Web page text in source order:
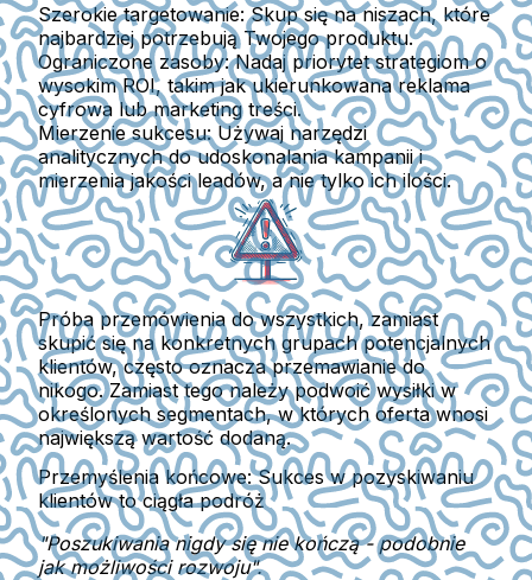
Szerokie targetowanie: Skup się na niszach, które
najbardziej potrzebują Twojego produktu.
Ograniczone zasoby:Nadaj priorytet strategiom o
wysokim ROI, takim jak ukierunkowana reklama
cyfrowa lub marketing treści.
Mierzenie sukcesu:Używaj narzędzi
analitycznych do udoskonalania kampanii i
mierzenia jakości leadów, a nie tylko ich ilości.
Próba przemówienia do wszystkich, zamiast
skupić się na konkretnych grupach potencjalnych
klientów, często oznacza przemawianie do
nikogo. Zamiast tego należy podwoić wysiłki w
określonych segmentach, w których oferta wnosi
największą wartość dodaną.
Przemyślenia końcowe: Sukces w pozyskiwaniu
klientów to ciągła podróż
"Poszukiwania nigdy się nie kończą - podobnie
jak możliwości rozwoju".